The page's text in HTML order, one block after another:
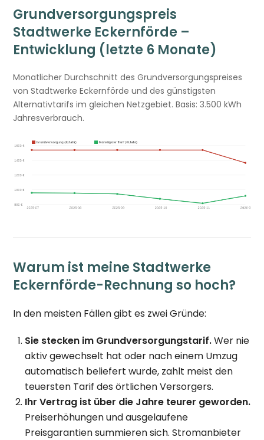
Grundversorgungspreis
Stadtwerke Eckernförde –
Entwicklung (letzte 6 Monate)
Monatlicher Durchschnitt des Grundversorgungspreises
von Stadtwerke Eckernförde und des günstigsten
Alternativtarifs im gleichen Netzgebiet. Basis: 3.500 kWh
Jahresverbrauch.
Warum ist meine Stadtwerke
Eckernförde-Rechnung so hoch?
In den meisten Fällen gibt es zwei Gründe:
Sie stecken im Grundversorgungstarif.Wer nie
aktiv gewechselt hat oder nach einem Umzug
automatisch beliefert wurde, zahlt meist den
teuersten Tarif des örtlichen Versorgers.
Ihr Vertrag ist über die Jahre teurer geworden.
Preiserhöhungen und ausgelaufene
Preisgarantien summieren sich. Stromanbieter